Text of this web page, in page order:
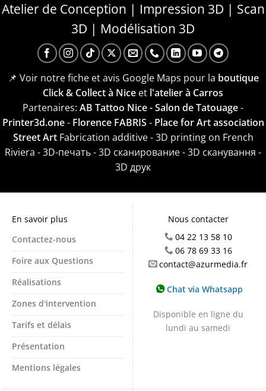
Atelier de Conception | Impression 3D | Scan
3D | Modélisation 3D
📌 Voir notre fiche et avis Google Maps pour la boutique
Click & Collect à Nice et l'atelier à Carros
Partenaires: AB Tattoo Nice - Salon de Tatouage-
Printer3d.one- Florence FABRIS - Place for Art association
Street ArtFabrication additive - 3D printing on French
Riviera - 3D-печать - 3D сканирование - 3D сканування -
3D друк
En savoir plus
Contactez-nous
Foire aux Questions
Réalisations
Zones d'intervention
Tarifs et délais
Présentation
Mentions légales
Nous contacter
04 22 13 58 10
06 78 69 33 16
contact@azurmedia.fr
Chat via Whatsapp
Disponible en ligne du
lundi au samedi